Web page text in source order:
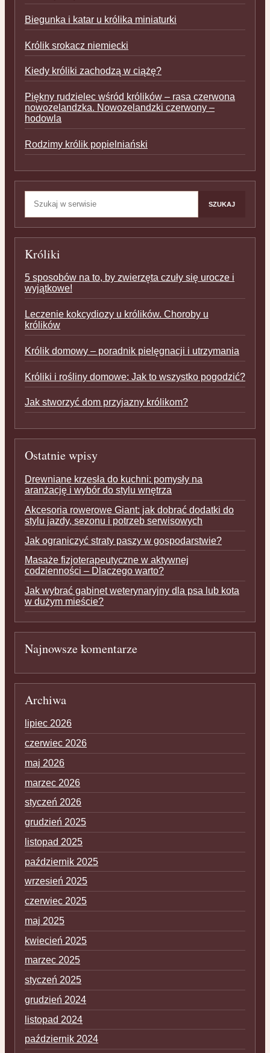
Biegunka i katar u królika miniaturki
Królik srokacz niemiecki
Kiedy króliki zachodzą w ciążę?
Piękny rudzielec wśród królików – rasa czerwona
nowozelandzka. Nowozelandzki czerwony –
hodowla
Rodzimy królik popielniański
Szukaj:
SZUKAJ
Króliki
5 sposobów na to, by zwierzęta czuły się urocze i
wyjątkowe!
Leczenie kokcydiozy u królików. Choroby u
królików
Królik domowy – poradnik pielęgnacji i utrzymania
Króliki i rośliny domowe: Jak to wszystko pogodzić?
Jak stworzyć dom przyjazny królikom?
Ostatnie wpisy
Drewniane krzesła do kuchni: pomysły na
aranżację i wybór do stylu wnętrza
Akcesoria rowerowe Giant: jak dobrać dodatki do
stylu jazdy, sezonu i potrzeb serwisowych
Jak ograniczyć straty paszy w gospodarstwie?
Masaże fizjoterapeutyczne w aktywnej
codzienności – Dlaczego warto?
Jak wybrać gabinet weterynaryjny dla psa lub kota
w dużym mieście?
Najnowsze komentarze
Archiwa
lipiec 2026
czerwiec 2026
maj 2026
marzec 2026
styczeń 2026
grudzień 2025
listopad 2025
październik 2025
wrzesień 2025
czerwiec 2025
maj 2025
kwiecień 2025
marzec 2025
styczeń 2025
grudzień 2024
listopad 2024
październik 2024